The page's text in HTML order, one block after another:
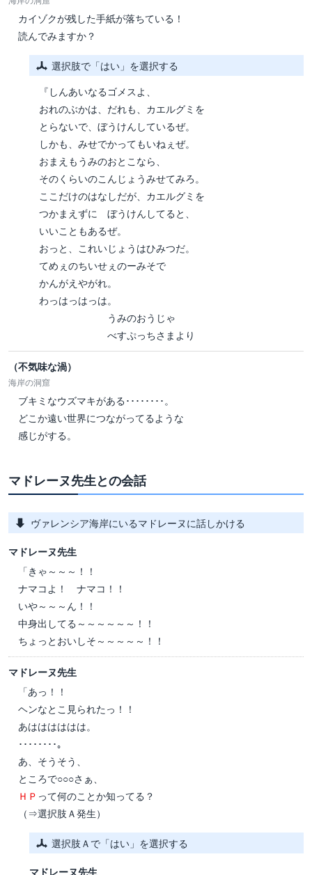
カイゾクが残した手紙が落ちている！
読んでみますか？
選択肢で「はい」を選択する
『しんあいなるゴメスよ、
おれのぶかは、だれも、カエルグミを
とらないで、ぼうけんしているぜ。
しかも、みせでかってもいねぇぜ。
おまえもうみのおとこなら、
そのくらいのこんじょうみせてみろ。
ここだけのはなしだが、カエルグミを
つかまえずに ぼうけんしてると、
いいこともあるぜ。
おっと、これいじょうはひみつだ。
てめぇのちいせぇのーみそで
かんがえやがれ。
わっはっはっは。
うみのおうじゃ
べすぷっちさまより
（不気味な渦）
海岸の洞窟
ブキミなウズマキがある････････。
どこか遠い世界につながってるような
感じがする。
マドレーヌ先生との会話
ヴァレンシア海岸にいるマドレーヌに話しかける
マドレーヌ先生
「きゃ～～～！！
ナマコよ！ ナマコ！！
いや～～～ん！！
中身出してる～～～～～～！！
ちょっとおいしそ～～～～～！！
マドレーヌ先生
「あっ！！
ヘンなとこ見られたっ！！
あはははははは。
････････。
あ、そうそう、
ところで○○○さぁ、
ＨＰ って何のことか知ってる？
（⇒選択肢Ａ発生）
選択肢Ａで「はい」を選択する
マドレーヌ先生